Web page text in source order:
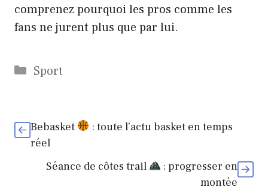
comprenez pourquoi les pros comme les
fans ne jurent plus que par lui.
Catégories
Sport
Bebasket
: toute l’actu basket en temps
réel
Séance de côtes trail
: progresser en
montée